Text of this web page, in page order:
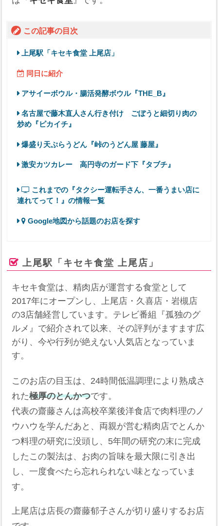
この記事の目次
上尾駅「キセキ食堂 上尾店」
同日に紹介
アサイーボウル・腸活発酵ボウル『THE_B』
名古屋で藤木直人さん行き付け ごぼうと細切り肉の
炒め『ピカイチ』
爆盛り天ぷらうどん『峠のうどん屋 藤屋』
激安カツカレー 高円寺のガード下『タブチ』
これまでの『タクシー運転手さん、一番うまい店に
連れてって！』の情報一覧
Google地図から話題のお店を探す
上尾駅「キセキ食堂 上尾店」
キセキ食堂は、精肉店が運営する食堂として
2017年にオープンし、上尾店・久喜店・岩槻店
の3店舗経営しています。テレビ番組『孤独のグ
ルメ』で紹介されて以来、その評判がますます広
がり、今や行列が絶えない人気店となっていま
す。
このお店の目玉は、24時間低温調理により熟成さ
れた極厚のとんかつです。
代表の齋藤さんは高校卒業後洋食店で肉料理のノ
ウハウを学んだあと、両親が営む精肉店でとんか
つ料理の研究に没頭し、5年間の研究の末に完成
したこの製法は、お肉の旨味を最大限に引き出
し、一度食べたら忘れられない味となっていま
す。
上尾店は店長の齋藤郁子さんが切り盛りするお店